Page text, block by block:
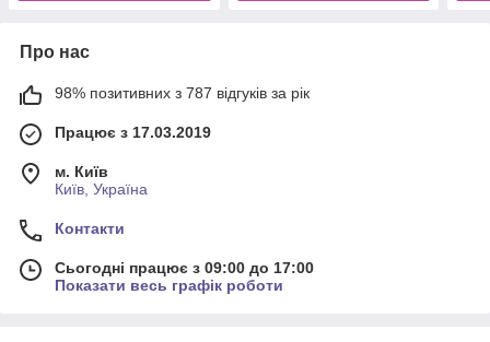
Про нас
98% позитивних з 787 відгуків за рік
Працює з 17.03.2019
м. Київ
Київ, Україна
Контакти
Сьогодні працює з 09:00 до 17:00
Показати весь графік роботи